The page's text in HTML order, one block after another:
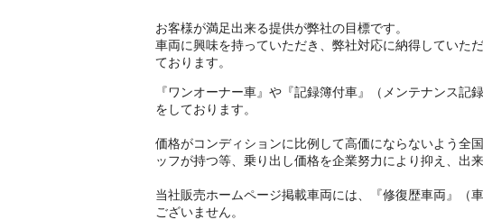
お客様が満足出来る提供が弊社の目標です。
車両に興味を持っていただき、弊社対応に納得していた
ております。
『ワンオーナー車』や『記録簿付車』（メンテナンス
をしております。
価格がコンディションに比例して高価にならないよう全
ッフが持つ等、乗り出し価格を企業努力により抑え、出
当社販売ホームページ掲載車両には、『修復歴車両』（
ございません。